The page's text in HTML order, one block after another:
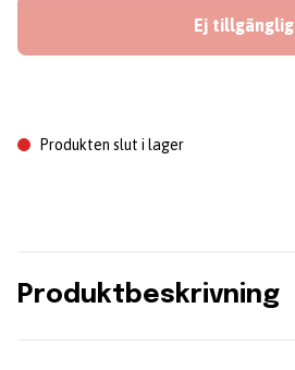
Ej tillgänglig
Produkten slut i lager
Produktbeskrivning